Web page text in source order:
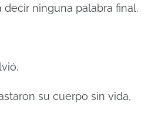
decir ninguna palabra final.
su cuerpo sin vida,